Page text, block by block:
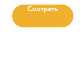
Смотреть